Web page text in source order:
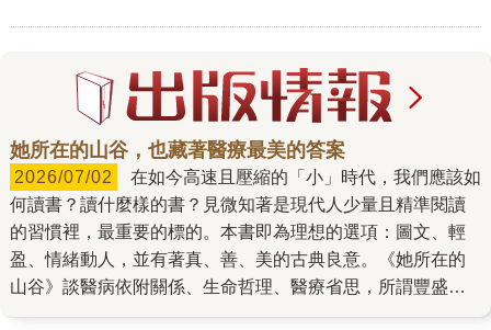
她所在的山谷，也藏著醫療最美的答案
2026/07/02
何讀書？讀什麼樣的書？見微知著是現代人少量且精準閱讀
的習慣裡，最重要的標的。本書即為理想的選項：圖文、輕
盈、情緒動人，並有著真、善、美的古典良意。《她所在的
山谷》談醫病依附關係、生命哲理、醫療省思，所謂豐盛與